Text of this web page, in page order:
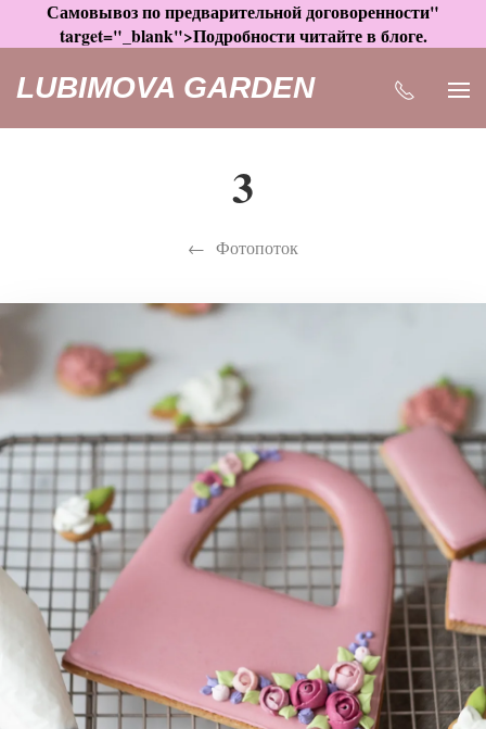
Самовывоз по предварительной договоренности"
target="_blank">Подробности читайте в блоге.
LUBIMOVA GARDEN
3
Фотопоток